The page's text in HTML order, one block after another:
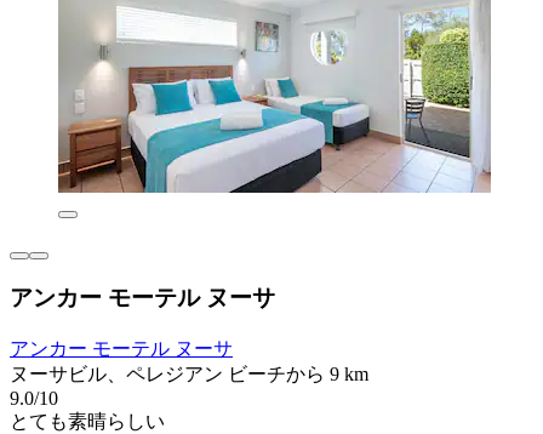
アンカー モーテル ヌーサ
アンカー モーテル ヌーサ
ヌーサビル、ペレジアン ビーチから 9 km
9.0/10
とても素晴らしい